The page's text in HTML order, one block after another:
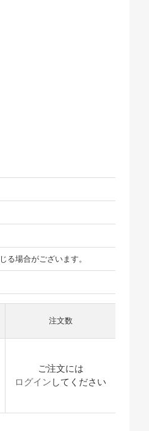
る場合がございます。
注文数
ご注文には
ログイン してください